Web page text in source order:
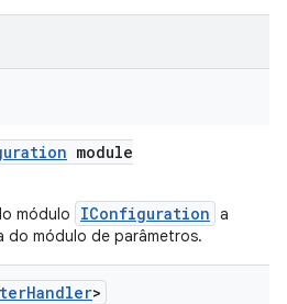
module
módulo IConfiguration a
do módulo de parâmetros.
Handler>